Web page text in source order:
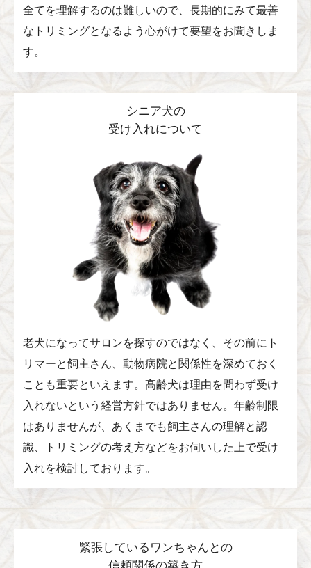
全てを理解するのは難しいので、長期的にみて最善
なトリミングとなるよう心がけて要望をお聞きしま
す。
シニア犬の
受け入れについて
老犬になってサロンを探すのではなく、その前にト
リマーと飼主さん、動物病院と関係性を深めておく
ことも重要といえます。高齢犬は理由を問わず受け
入れないという経営方針ではありません。年齢制限
はありませんが、あくまでも飼主さんの理解と認
識、トリミングの考え方などをお伺いした上で受け
入れを検討しております。
緊張しているワンちゃんとの